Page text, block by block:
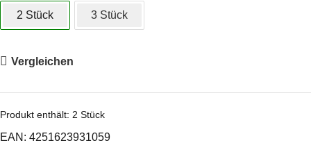
2 Stück 3 Stück
Vergleichen
Produkt enthält: 2 Stück
EAN: 4251623931059